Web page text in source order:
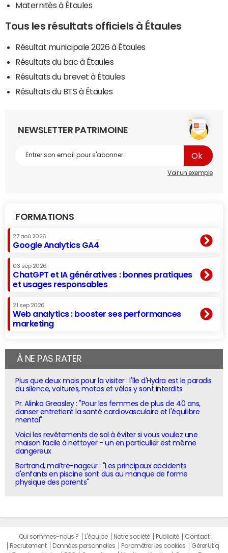
Maternités à Étaules
Tous les résultats officiels à Étaules
Résultat municipale 2026 à Étaules
Résultats du bac à Étaules
Résultats du brevet à Étaules
Résultats du BTS à Étaules
NEWSLETTER PATRIMOINE
Voir un exemple
FORMATIONS
27 aoû 2026
Google Analytics GA4
03 sep 2026
ChatGPT et IA génératives : bonnes pratiques
et usages responsables
21 sep 2026
Web analytics : booster ses performances
marketing
À NE PAS RATER
Plus que deux mois pour la visiter : l'île d'Hydra est le paradis
du silence, voitures, motos et vélos y sont interdits
Pr. Alinka Greasley : "Pour les femmes de plus de 40 ans,
danser entretient la santé cardiovasculaire et l'équilibre
mental"
Voici les revêtements de sol à éviter si vous voulez une
maison facile à nettoyer - un en particulier est même
dangereux
Bertrand, maître-nageur : "Les principaux accidents
d'enfants en piscine sont dus au manque de forme
physique des parents"
Qui sommes-nous ? L'équipe Notre société Publicité
Contact
Recrutement
Données personnelles Paramétrer les cookies
Gérer Utiq